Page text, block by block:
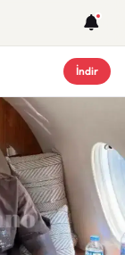
İndir